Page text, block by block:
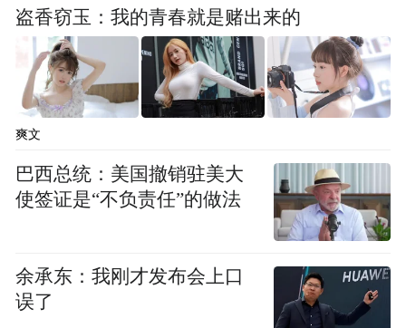
盗香窃玉：我的青春就是赌出来的
爽文
巴西总统：美国撤销驻美大
使签证是“不负责任”的做法
余承东：我刚才发布会上口
误了